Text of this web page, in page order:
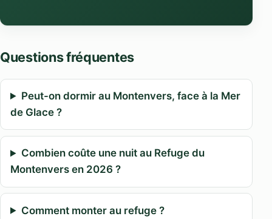
Questions fréquentes
Peut-on dormir au Montenvers, face à la Mer
de Glace ?
Combien coûte une nuit au Refuge du
Montenvers en 2026 ?
Comment monter au refuge ?